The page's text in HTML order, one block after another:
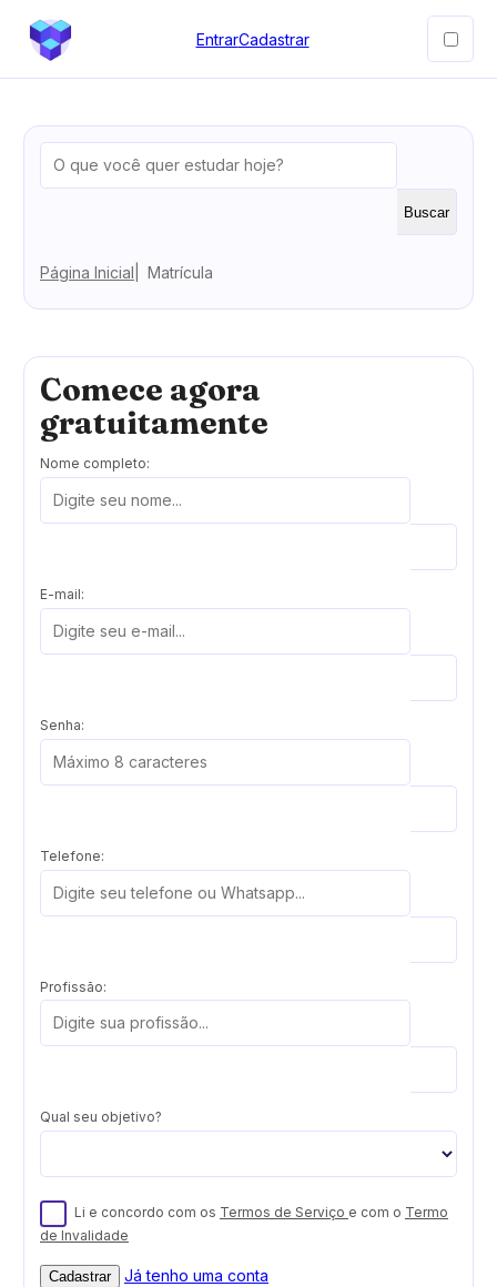
EntrarCadastrar
Buscar
Página Inicial Matrícula
Comece agora
gratuitamente
Nome completo:
E-mail:
Senha:
Telefone:
Profissão:
Qual seu objetivo?
Li e concordo com os Termos de Serviço e com o Termo
de Invalidade
Cadastrar Já tenho uma conta